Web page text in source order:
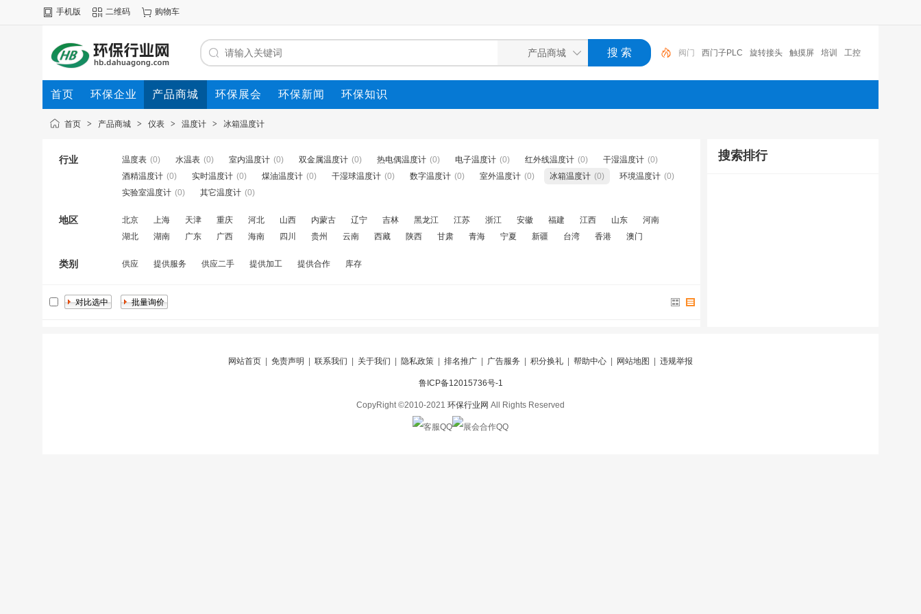
手机版 二维码 购物车
西门子PLC 旋转接头 触摸屏 培训 工控 工控机
变送器 球阀 plc 阀门
首页 环保企业 产品商城 环保展会 环保新闻 环保知识
首页 > 产品商城 > 仪表 > 温度计 > 冰箱温度计
行业 温度表 (0) 水温表 (0) 室内温度计 (0) 双金属温度计 (0) 热电偶温度计 (0) 电子温度计 (0) 红外线温度计 (0) 干湿温度计 (0)
酒精温度计 (0) 实时温度计 (0) 煤油温度计 (0) 干湿球温度计 (0) 数字温度计 (0) 室外温度计 (0) 冰箱温度计 (0) 环境温度计 (0)
实验室温度计 (0) 其它温度计 (0)
地区 北京 上海 天津 重庆 河北 山西 内蒙古 辽宁 吉林 黑龙江 江苏 浙江 安徽 福建 江西 山东
河南
湖北
湖南 广东 广西 海南 四川 贵州 云南 西藏 陕西 甘肃 青海 宁夏 新疆 台湾 香港 澳门
类别 供应 提供服务 供应二手 提供加工 提供合作 库存
搜索排行
网站首页 免责声明 联系我们 关于我们 隐私政策 排名推广 广告服务 积分换礼 帮助中心 网站地图 违规举报
鲁ICP备12015736号-1
CopyRight ©2010-2021 环保行业网 All Rights Reserved